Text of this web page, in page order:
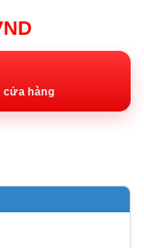
hiện
cửa hàng